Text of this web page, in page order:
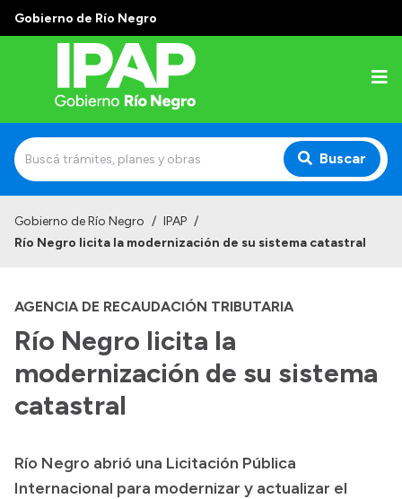
Gobierno de Río Negro
Buscar
Alumnos
Docentes y Capacitadores
Delegaciones
Gobierno de Río Negro / IPAP /
Río Negro licita la modernización de su sistema catastral
AGENCIA DE RECAUDACIÓN TRIBUTARIA
Río Negro licita la
modernización de su sistema
catastral
Río Negro abrió una Licitación Pública
Internacional para modernizar y actualizar el